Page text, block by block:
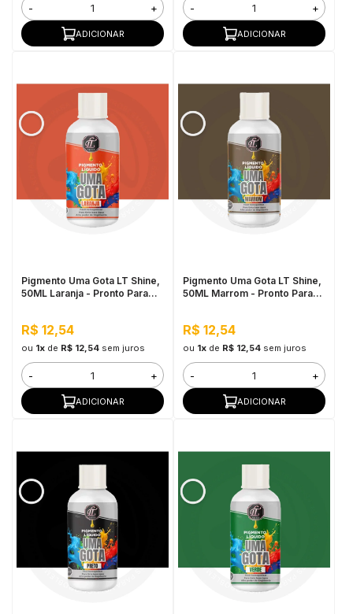
- +
ADICIONAR
- +
ADICIONAR
Pigmento Uma Gota LT Shine,
50ML Laranja - Pronto Para
R$ 12,54
ou 1xde R$ 12,54 sem juros
- +
ADICIONAR
Pigmento Uma Gota LT Shine,
50ML Marrom - Pronto Para
R$ 12,54
ou 1xde R$ 12,54 sem juros
- +
ADICIONAR